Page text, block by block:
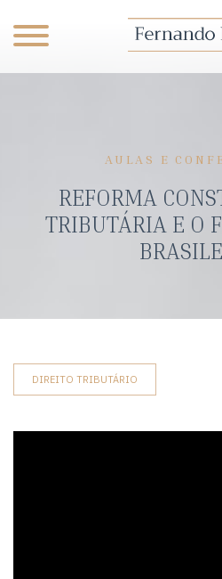
AULAS E
REFORMA
TRIBUTÁRIA E O
DIREITO TRIBUTÁRIO